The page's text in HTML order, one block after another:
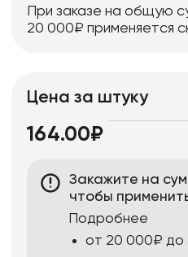
При заказе на общую
20 000₽ применяется
Цена за штуку
164.00₽
Закажите на
чтобы
Подробнее
от 20 000₽ до